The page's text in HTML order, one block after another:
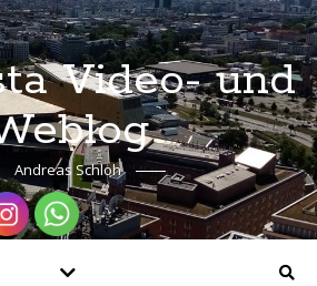
Video- und
Andreas Schloh